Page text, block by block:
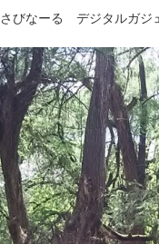
さびなーる デジタルガジ